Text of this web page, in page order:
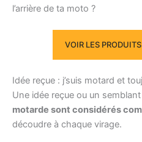
l’arrière de ta moto ?
VOIR LES
Idée reçue : j’suis motard et
Une idée reçue ou un
motarde sont considérés
découdre à chaque virage.